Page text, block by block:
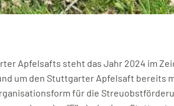
Apfelsafts steht das Jahr 2024 im
um den Stuttgarter Apfelsaft bereits
für die